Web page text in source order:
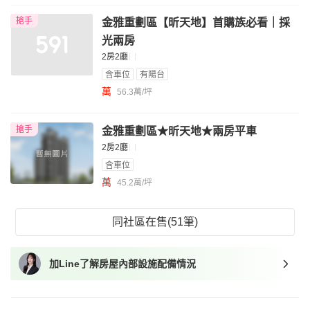
搶手
金雅重劃區【昕天地】首購族必看｜採
光兩房
2房2廳
含車位
有陽台
萬 56.3萬/坪
搶手 金雅重劃區★昕天地★兩房平車
2房2廳
含車位
萬 45.2萬/坪
同社區在售(51筆)
加Line了解房屋內部設施配備情況